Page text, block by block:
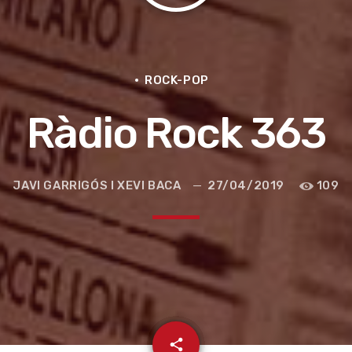
la ruta de la seda
ROCK-POP
Ràdio Rock 363
JAVI GARRIGÓS I XEVI BACA 27/04/2019 109
share
email